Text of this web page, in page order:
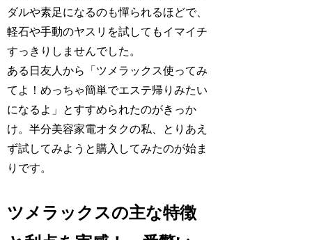
ダルや素足になるのも憚られるほどで、
軽石や手動のヤスリを試してもイマイチ
すっきりしませんでした。
ある日友人から「ツメラックス使ってみ
てよ！めっちゃ簡単でエステ帰りみたい
になるよ」とすすめられたのがきっか
け。半分美容家電オタクの私、とりあえ
ず試してみようと購入してみたのが始ま
りです。
ツメラックスの主な特徴